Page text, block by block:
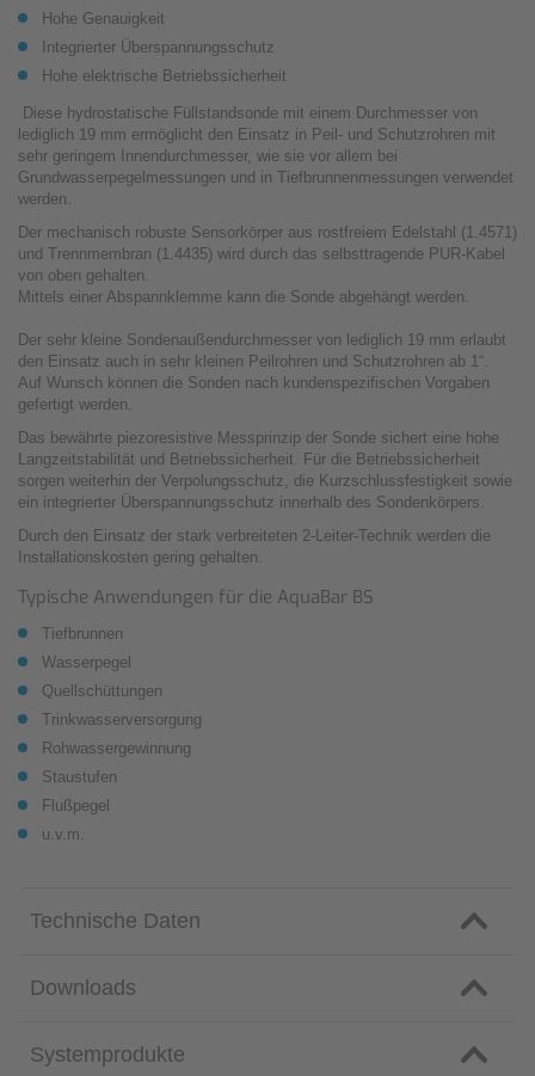
Hohe Genauigkeit
Integrierter Überspannungsschutz
Hohe elektrische Betriebssicherheit
Diese hydrostatische Füll­standsonde mit einem Durchmesser von
lediglich 19 mm ermöglicht den Einsatz in Peil- und Schutzrohren mit
sehr geringem Innendurchmesser, wie sie vor allem bei
Grundwasserpegelmessungen und in Tiefbrunnenmessungen verwendet
werden.
Der mechanisch robuste Sensorkörper aus rostfreiem Edelstahl (1.4571)
und Trennmembran (1.4435) wird durch das selbsttragende PUR-Kabel
von oben gehalten.
Mittels einer Abspannklemme kann die Sonde abgehängt werden.
Der sehr kleine Sondenaußendurchmesser von lediglich 19 mm erlaubt
den Einsatz auch in sehr kleinen Peilrohren und Schutzrohren ab 1“.
Auf Wunsch können die Sonden nach kundenspezifischen Vorgaben
gefertigt werden.
Das bewährte piezoresistive Messprinzip der Sonde sichert eine hohe
Langzeitstabilität und Betriebssicherheit. Für die Betriebssicherheit
sorgen weiterhin der Verpolungsschutz, die Kurzschlussfestigkeit sowie
ein integrierter Überspannungsschutz innerhalb des Sondenkörpers.
Durch den Einsatz der stark ver­breiteten 2-Leiter-Technik werden die
Installationskosten gering gehalten.
Typische Anwendungen für die AquaBar BS
Tiefbrunnen
Wasserpegel
Quellschüttungen
Trinkwasserversorgung
Rohwassergewinnung
Staustufen
Flußpegel
u.v.m.
Technische Daten
Downloads
Systemprodukte